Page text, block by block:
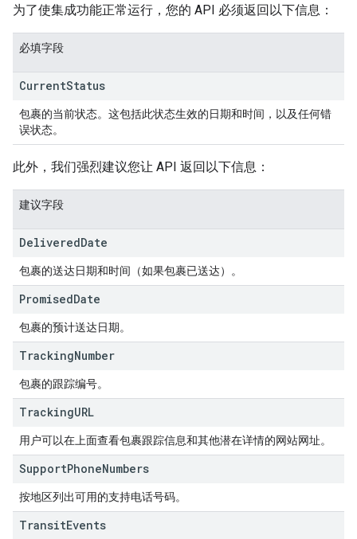
为了使集成功能正常运行，您的 API 必须返回以下信息：
必填字段
CurrentStatus
包裹的当前状态。这包括此状态生效的日期和时间，以及任何错
误状态。
此外，我们强烈建议您让 API 返回以下信息：
建议字段
DeliveredDate
包裹的送达日期和时间（如果包裹已送达）。
PromisedDate
包裹的预计送达日期。
TrackingNumber
包裹的跟踪编号。
TrackingURL
用户可以在上面查看包裹跟踪信息和其他潜在详情的网站网址。
SupportPhoneNumbers
按地区列出可用的支持电话号码。
TransitEvents